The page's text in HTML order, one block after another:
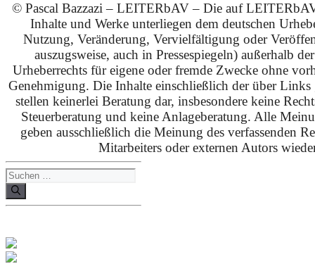
© Pascal Bazzazi – LEITERbAV – Die auf
Inhalte und Werke unterliegen dem deutschen
Nutzung, Veränderung, Vervielfältigung oder
auszugsweise, auch in Pressespiegeln) außerhalb
Urheberrechts für eigene oder fremde Zwecke ohne
Genehmigung. Die Inhalte einschließlich der über Links
stellen keinerlei Beratung dar, insbesondere keine
Steuerberatung und keine Anlageberatung. Alle
geben ausschließlich die Meinung des verfassenden
Mitarbeiters oder externen Autors
Suchen
nach: